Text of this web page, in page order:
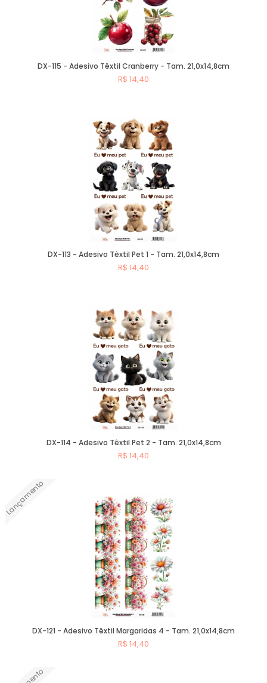
DX-115 - Adesivo Têxtil Cranberry - Tam. 21,0x14,8cm
R$ 14,40
DX-113 - Adesivo Têxtil Pet 1 - Tam. 21,0x14,8cm
R$ 14,40
DX-114 - Adesivo Têxtil Pet 2 - Tam. 21,0x14,8cm
R$ 14,40
Lançamento
DX-121 - Adesivo Têxtil Margaridas 4 - Tam. 21,0x14,8cm
R$ 14,40